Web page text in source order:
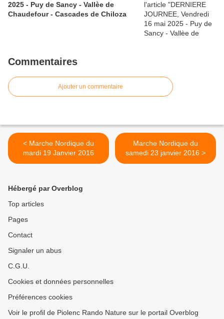
2025 - Puy de Sancy - Vallèe de
Chaudefour - Cascades de Chiloza
Commentaires
Ajouter un commentaire
< Marche Nordique du
mardi 19 Janvier 2016
Marche Nordique du
samedi 23 janvier 2016 >
Hébergé par Overblog
Top articles
Pages
Contact
Signaler un abus
C.G.U.
Cookies et données personnelles
Préférences cookies
Voir le profil de Piolenc Rando Nature sur le portail Overblog